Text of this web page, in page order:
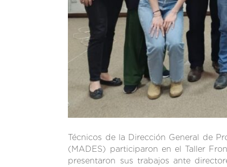
Técnicos de la Dirección General de
(MADES) participaron en el Taller
presentaron sus trabajos ante